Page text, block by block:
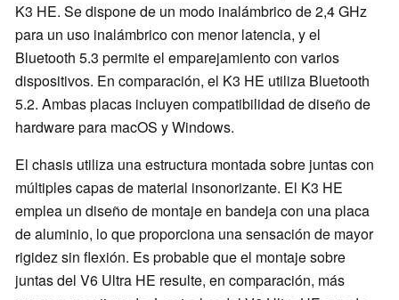
K3 HE. Se dispone de un modo inalámbrico de 2,4 GHz
para un uso inalámbrico con menor latencia, y el
Bluetooth 5.3 permite el emparejamiento con varios
dispositivos. En comparación, el K3 HE utiliza Bluetooth
5.2. Ambas placas incluyen compatibilidad de diseño de
hardware para macOS y Windows.
El chasis utiliza una estructura montada sobre juntas con
múltiples capas de material insonorizante. El K3 HE
emplea un diseño de montaje en bandeja con una placa
de aluminio, lo que proporciona una sensación de mayor
rigidez sin flexión. Es probable que el montaje sobre
juntas del V6 Ultra HE resulte, en comparación, más